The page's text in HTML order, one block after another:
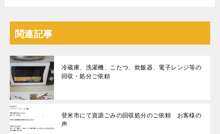
関連記事
冷蔵庫、洗濯機、こたつ、炊飯器、電子レンジ等の
回収・処分ご依頼
登米市にて資源ごみの回収処分のご依頼 お客様の
声